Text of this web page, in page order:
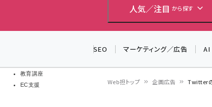
教育講座
EC支援
人気／注目 から探す
SEO マーケティング／広告 AI
Web担トップ 企画広告 Twitterの